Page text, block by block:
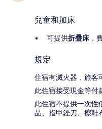
兒童和加床
可提供折疊床 ，
規定
住宿有滅火器，旅客
此住宿接受現金等付
此住宿不提供一次性
品、指甲銼刀、擦鞋